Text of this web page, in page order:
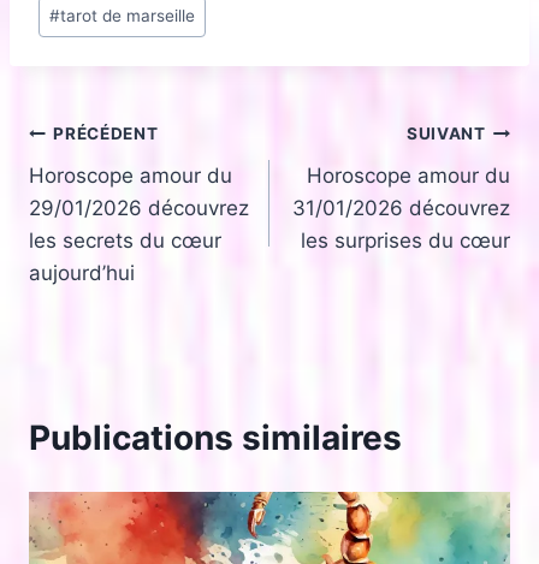
la#tarot de marseille
Navigation
de
l’article
PRÉCÉDENT
Horoscope amour du
29/01/2026 découvrez
les secrets du cœur
aujourd’hui
SUIVANT
Horoscope amour du
31/01/2026 découvrez
les surprises du cœur
Publications similaires